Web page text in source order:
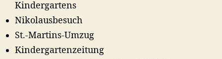
Kindergartens
Nikolausbesuch
St.-Martins-Umzug
Kindergartenzeitung